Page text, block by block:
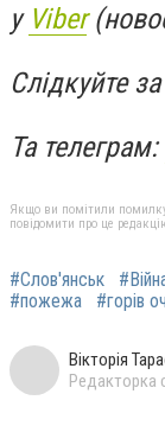
у Viber
Слідкуйте
Та телеграм:
Якщо ви помітили
повідомити про це
#Слов'янськ
#пожежа
#горів
Вікторія
Редакторка